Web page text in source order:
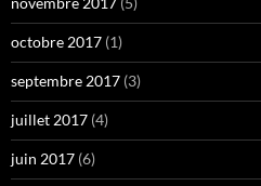
octobre 2017 (1)
septembre 2017 (3)
juillet 2017 (4)
juin 2017 (6)